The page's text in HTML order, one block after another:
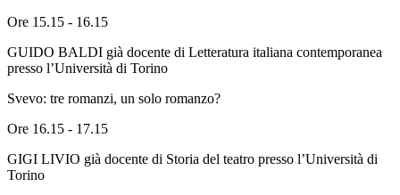
Ore 15.15 - 16.15
GUIDO BALDI già docente di Letteratura italiana contemporanea
presso l’Università di Torino
Svevo: tre romanzi, un solo romanzo?
Ore 16.15 - 17.15
GIGI LIVIO già docente di Storia del teatro presso l’Università di
Torino